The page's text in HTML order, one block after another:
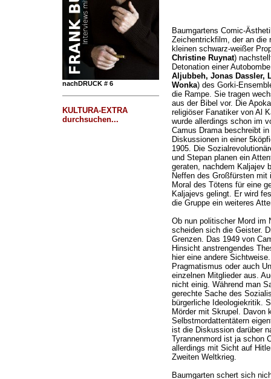
nachDRUCK # 6
KULTURA-EXTRA
durchsuchen...
Baumgartens Comic-
Zeichentrickfilm, der an die
kleinen schwarz-weißer
Christine Ruynat)
Detonation einer
Aljubbeh, Jonas Dassler,
Wonka) des Gorki-
die Rampe. Sie tragen
aus der Bibel vor. Die
religiöser Fanatiker von Al
wurde allerdings schon im
Camus Drama beschreibt
Diskussionen in einer
1905. Die
und Stepan planen ein
geraten, nachdem Kaljajev
Neffen des Großfürsten
Moral des Tötens für eine
Kaljajevs gelingt. Er wird
die Gruppe ein weiteres
Ob nun politischer Mord im
scheiden sich die Geister.
Grenzen. Das 1949 von
Hinsicht anstrengendes
hier eine andere
Pragmatismus oder auch
einzelnen Mitglieder aus.
nicht einig. Während man
gerechte Sache des
bürgerliche Ideologiekritik.
Mörder mit Skrupel. Davon
Selbstmordattentätern
ist die Diskussion darüber
Tyrannenmord ist ja schon
allerdings mit Sicht auf
Zweiten Weltkrieg.
Baumgarten schert sich